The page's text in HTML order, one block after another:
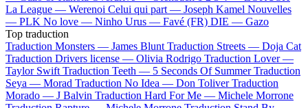
La League — Werenoi Celui qui part — Joseph Kamel Nouvelles
— PLK No love — Ninho Urus — Favé (FR) DIE — Gazo
Top traduction
Traduction Monsters — James Blunt Traduction Streets — Doja Cat
Traduction Drivers license — Olivia Rodrigo Traduction Lover —
Taylor Swift Traduction Teeth — 5 Seconds Of Summer Traduction
Seya — Morad Traduction No Idea — Don Toliver Traduction
Morado — J Balvin Traduction Hard For Me — Michele Morrone